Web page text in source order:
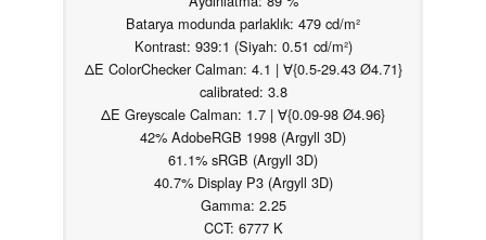
Batarya modunda parlaklık: 479 cd/m²
Kontrast: 939:1 (Siyah: 0.51 cd/m²)
ΔE ColorChecker Calman: 4.1 | ∀{0.5-29.43 Ø4.71}
calibrated: 3.8
ΔE Greyscale Calman: 1.7 | ∀{0.09-98 Ø4.96}
42% AdobeRGB 1998 (Argyll 3D)
61.1% sRGB (Argyll 3D)
40.7% Display P3 (Argyll 3D)
Gamma: 2.25
CCT: 6777 K